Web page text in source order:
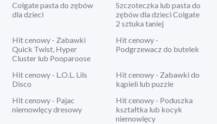
Colgate pasta do zębów
dla dzieci
Szczoteczka lub pasta do
zębów dla dzieci Colgate
2 sztuka taniej
Hit cenowy - Zabawki
Quick Twist, Hyper
Cluster lub Pooparoose
Hit cenowy -
Podgrzewacz do butelek
Hit cenowy - L.O.L. Lils
Disco
Hit cenowy - Zabawki do
kąpieli lub puzzle
Hit cenowy - Pajac
niemowlęcy dresowy
Hit cenowy - Poduszka
kształtka lub kocyk
niemowlęcy